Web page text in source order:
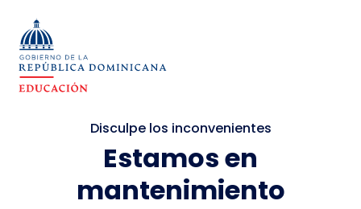
Disculpe los inconvenientes
Estamos en
mantenimiento